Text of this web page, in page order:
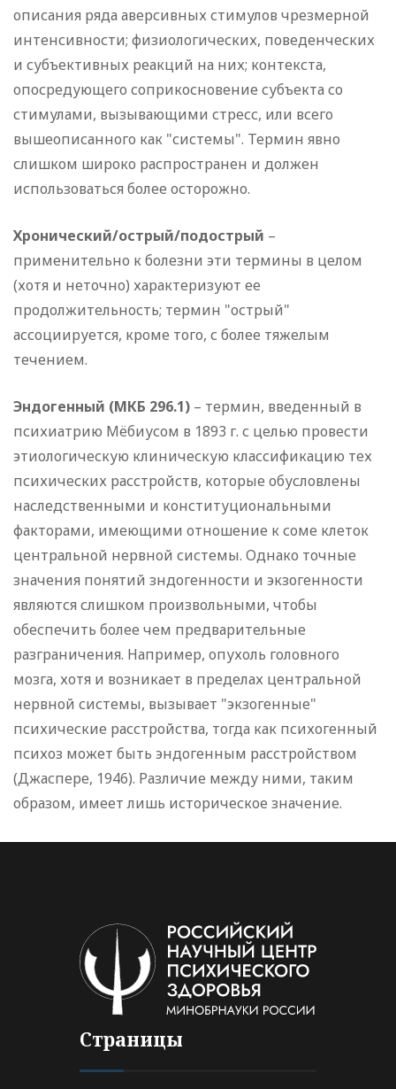
описания ряда аверсивных стимулов чрезмерной
интенсивности; физиологических, поведенческих
и субъективных реакций на них; контекста,
опосредующего соприкосновение субъекта со
стимулами, вызывающими стресс, или всего
вышеописанного как "системы". Термин явно
слишком широко распространен и должен
использоваться более осторожно.
Хронический/острый/подострый –
применительно к болезни эти термины в целом
(хотя и неточно) характеризуют ее
продолжительность; термин "острый"
ассоциируется, кроме того, с более тяжелым
течением.
Эндогенный (МКБ 296.1) – термин, введенный в
психиатрию Мёбиусом в 1893 г. с целью провести
этиологическую клиническую классификацию тех
психических расстройств, которые обусловлены
наследственными и конституциональными
факторами, имеющими отношение к соме клеток
центральной нервной системы. Однако точные
значения понятий зндогенности и экзогенности
являются слишком произвольными, чтобы
обеспечить более чем предварительные
разграничения. Например, опухоль головного
мозга, хотя и возникает в пределах центральной
нервной системы, вызывает "экзогенные"
психические расстройства, тогда как психогенный
психоз может быть эндогенным расстройством
(Джаспере, 1946). Различие между ними, таким
образом, имеет лишь историческое значение.
Страницы